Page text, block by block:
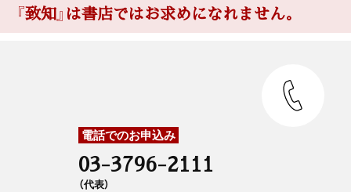
『致知』は書店ではお求めになれません。
電話でのお申込み
03-3796-2111
（代表）